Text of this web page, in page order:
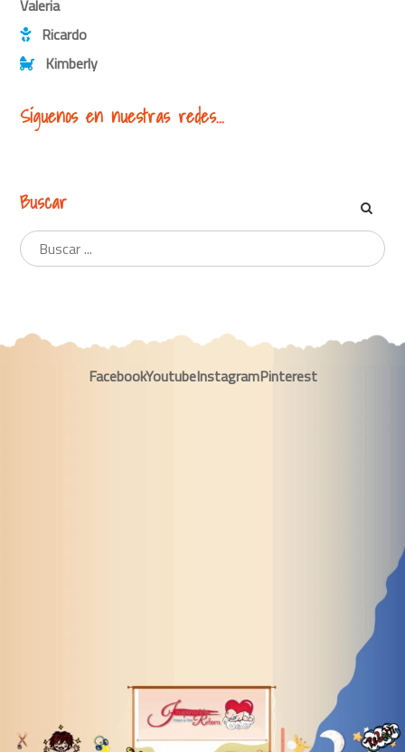
Valeria
Ricardo
Kimberly
Síguenos en nuestras redes...
Buscar
FacebookYoutubeInstagramPinterest